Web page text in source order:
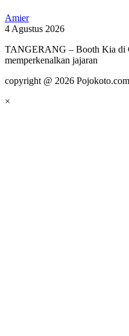
Amier
4 Agustus 2026
TANGERANG – Booth Kia di
memperkenalkan jajaran
copyright @ 2026 Pojokoto.com
×